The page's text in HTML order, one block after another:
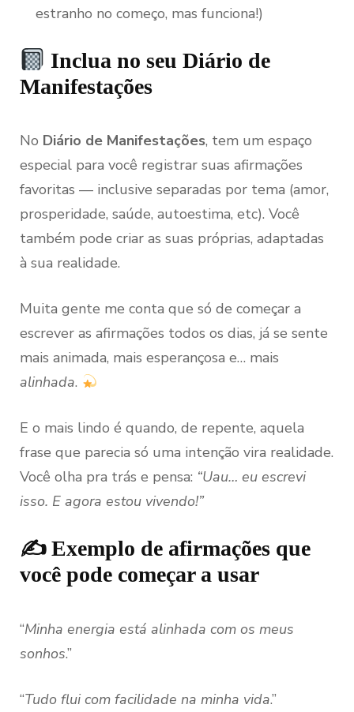
estranho no começo, mas funciona!)
Inclua no seu Diário de
Manifestações
No Diário de Manifestações, tem um espaço
especial para você registrar suas afirmações
favoritas — inclusive separadas por tema (amor,
prosperidade, saúde, autoestima, etc). Você
também pode criar as suas próprias, adaptadas
à sua realidade.
Muita gente me conta que só de começar a
escrever as afirmações todos os dias, já se sente
mais animada, mais esperançosa e… mais
alinhada.
E o mais lindo é quando, de repente, aquela
frase que parecia só uma intenção vira realidade.
Você olha pra trás e pensa: “Uau… eu escrevi
isso. E agora estou vivendo!”
✍️ Exemplo de afirmações que
você pode começar a usar
“Minha energia está alinhada com os meus
sonhos.”
“Tudo flui com facilidade na minha vida.”